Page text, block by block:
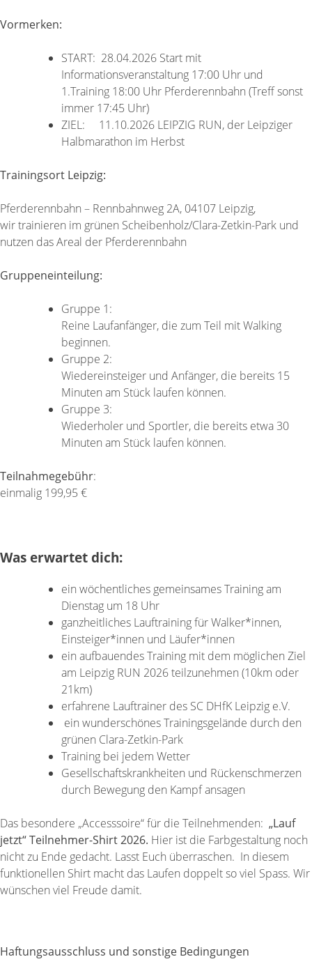
Vormerken:
START: 28.04.2026 Start mit
Informationsveranstaltung 17:00 Uhr und
1.Training 18:00 Uhr Pferderennbahn (Treff sonst
immer 17:45 Uhr)
ZIEL: 11.10.2026 LEIPZIG RUN, der Leipziger
Halbmarathon im Herbst
Trainingsort Leipzig:
Pferderennbahn – Rennbahnweg 2A, 04107 Leipzig,
wir trainieren im grünen Scheibenholz/Clara-Zetkin-Park und
nutzen das Areal der Pferderennbahn
Gruppeneinteilung:
Gruppe 1:
Reine Laufanfänger, die zum Teil mit Walking
beginnen.
Gruppe 2:
Wiedereinsteiger und Anfänger, die bereits 15
Minuten am Stück laufen können.
Gruppe 3:
Wiederholer und Sportler, die bereits etwa 30
Minuten am Stück laufen können.
Teilnahmegebühr:
einmalig 199,95 €
Was erwartet dich:
ein wöchentliches gemeinsames Training am
Dienstag um 18 Uhr
ganzheitliches Lauftraining für Walker*innen,
Einsteiger*innen und Läufer*innen
ein aufbauendes Training mit dem möglichen Ziel
am Leipzig RUN 2026 teilzunehmen (10km oder
21km)
erfahrene Lauftrainer des SC DHfK Leipzig e.V.
ein wunderschönes Trainingsgelände durch den
grünen Clara-Zetkin-Park
Training bei jedem Wetter
Gesellschaftskrankheiten und Rückenschmerzen
durch Bewegung den Kampf ansagen
Das besondere „Accesssoire“ für die Teilnehmenden: „Lauf
jetzt“ Teilnehmer-Shirt 2026. Hier ist die Farbgestaltung noch
nicht zu Ende gedacht. Lasst Euch überraschen. In diesem
funktionellen Shirt macht das Laufen doppelt so viel Spass. Wir
wünschen viel Freude damit.
Haftungsausschluss und sonstige Bedingungen